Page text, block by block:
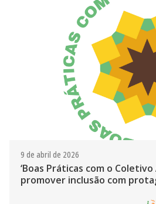
9 de abril de 2026
‘Boas Práticas com o Coletivo
promover inclusão com